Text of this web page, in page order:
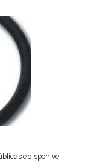
e disponível